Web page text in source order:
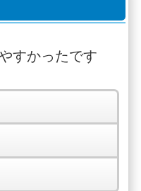
すかったです